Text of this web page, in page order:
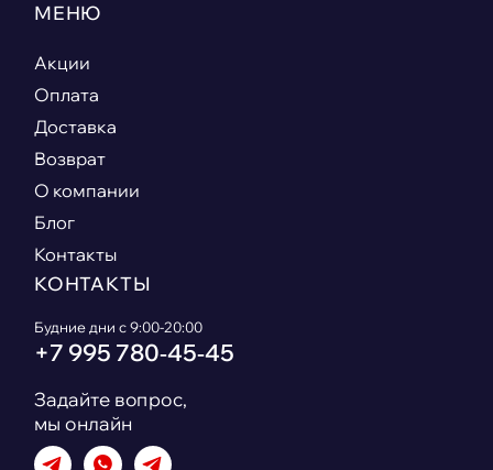
МЕНЮ
Акции
Оплата
Доставка
Возврат
О компании
Блог
Контакты
КОНТАКТЫ
Будние дни с 9:00-20:00
+7 995 780‑45‑45
Задайте вопрос,
мы онлайн